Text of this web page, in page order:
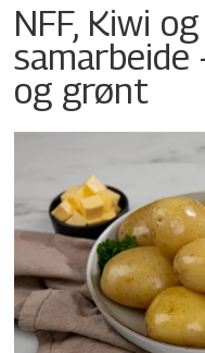
NFF, Kiwi
og grønt